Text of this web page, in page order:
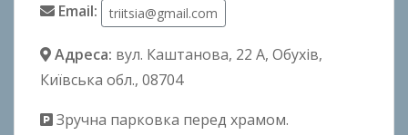
Email: triitsia@gmail.com
Адреса: вул. Каштанова, 22 А, Обухів,
Київська обл., 08704
Зручна парковка перед храмом.